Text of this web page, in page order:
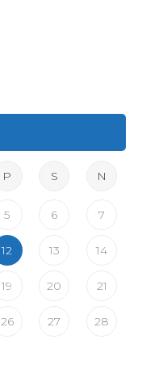
P S N
5 6 7
12 13 14
19 20 21
26 27 28